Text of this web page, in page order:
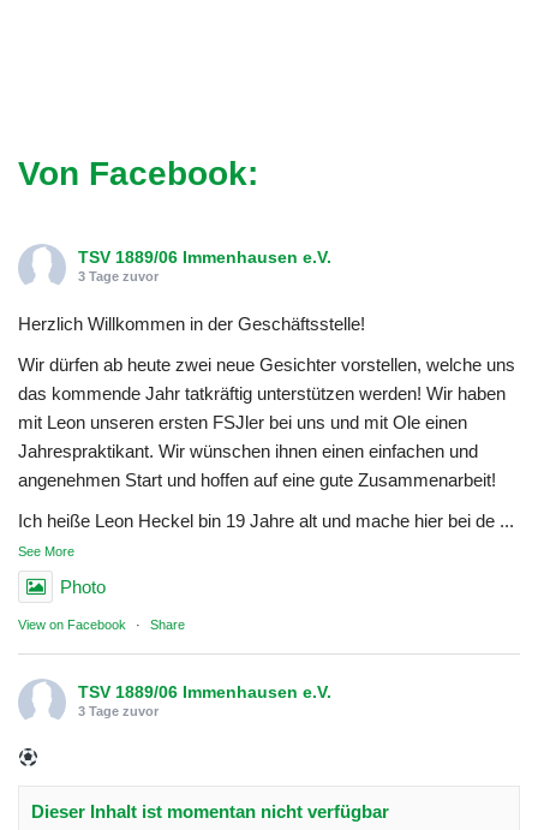
Von Facebook:
TSV 1889/06 Immenhausen e.V.
3 Tage zuvor
Herzlich Willkommen in der Geschäftsstelle!
Wir dürfen ab heute zwei neue Gesichter vorstellen, welche uns
das kommende Jahr tatkräftig unterstützen werden! Wir haben
mit Leon unseren ersten FSJler bei uns und mit Ole einen
Jahrespraktikant. Wir wünschen ihnen einen einfachen und
angenehmen Start und hoffen auf eine gute Zusammenarbeit!
Ich heiße Leon Heckel bin 19 Jahre alt und mache hier bei de ...
See More
Photo
View on Facebook · Share
TSV 1889/06 Immenhausen e.V.
3 Tage zuvor
Dieser Inhalt ist momentan nicht verfügbar